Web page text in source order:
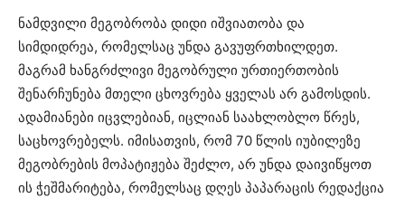
ნამდვილი მეგობრობა დიდი იშვიათობა და
სიმდიდრეა, რომელსაც უნდა გავუფრთხილდეთ.
მაგრამ ხანგრძლივი მეგობრული ურთიერთობის
შენარჩუნება მთელი ცხოვრება ყველას არ გამოსდის.
ადამიანები იცვლებიან, იცლიან საახლობლო წრეს,
საცხოვრებელს. იმისათვის, რომ 70 წლის იუბილეზე
მეგობრების მოპატიჟება შეძლო, არ უნდა დაივიწყოთ
ის ჭეშმარიტება, რომელსაც დღეს პაპარაცის რედაქცია